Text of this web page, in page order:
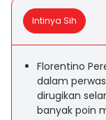
Intinya Sih
Florentino
dalam
dirugikan
banyak poin